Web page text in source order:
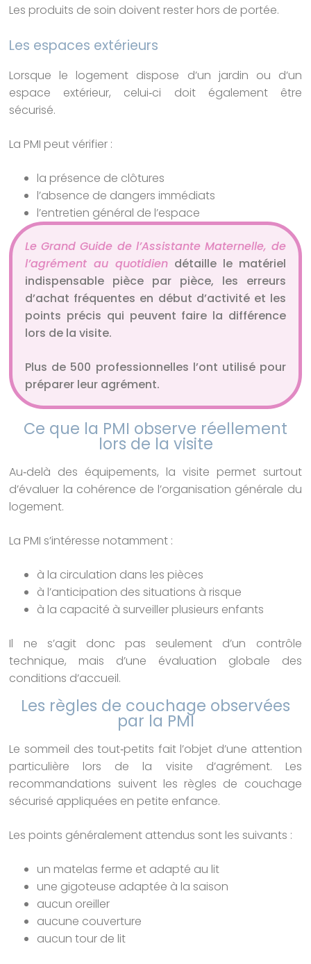
Les produits de soin doivent rester hors de portée.
Les espaces extérieurs
Lorsque le logement dispose d’un jardin ou d’un
espace extérieur, celui‑ci doit également être
sécurisé.
La PMI peut vérifier :
la présence de clôtures
l’absence de dangers immédiats
l’entretien général de l’espace
Le Grand Guide de l’Assistante Maternelle, de
l’agrément au quotidien détaille le matériel
indispensable pièce par pièce, les erreurs
d’achat fréquentes en début d’activité et les
points précis qui peuvent faire la différence
lors de la visite.
Plus de 500 professionnelles l’ont utilisé pour
préparer leur agrément.
Ce que la PMI observe réellement
lors de la visite
Au‑delà des équipements, la visite permet surtout
d’évaluer la cohérence de l’organisation générale du
logement.
La PMI s’intéresse notamment :
à la circulation dans les pièces
à l’anticipation des situations à risque
à la capacité à surveiller plusieurs enfants
Il ne s’agit donc pas seulement d’un contrôle
technique, mais d’une évaluation globale des
conditions d’accueil.
Les règles de couchage observées
par la PMI
Le sommeil des tout‑petits fait l’objet d’une attention
particulière lors de la visite d’agrément. Les
recommandations suivent les règles de couchage
sécurisé appliquées en petite enfance.
Les points généralement attendus sont les suivants :
un matelas ferme et adapté au lit
une gigoteuse adaptée à la saison
aucun oreiller
aucune couverture
aucun tour de lit